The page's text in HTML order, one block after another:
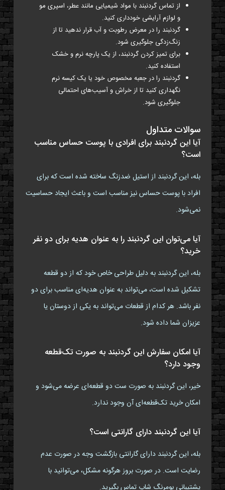
از تماس گردنبند با مواد شیمیایی مانند عطر، اسپری مو
و لوازم آرایشی خودداری کنید.
گردنبند را در معرض رطوبت و آب قرار ندهید تا از
زنگ‌زدگی جلوگیری شود.
برای تمیز کردن گردنبند، از یک پارچه نرم و خشک
استفاده کنید.
گردنبند را در جعبه مخصوص خود یا یک کیسه نرم
نگهداری کنید تا از خراش و آسیب‌های احتمالی
جلوگیری شود.
سوالات متداول
آیا این گردنبند برای افرادی با پوست حساس مناسب
است؟
بله، این گردنبند از استیل ضدزنگ ساخته شده است که برای
افراد با پوست حساس نیز مناسب است و باعث ایجاد حساسیت
نمی‌شود.
آیا می‌توان این گردنبند را به عنوان هدیه برای دو نفر
خرید؟
بله، این گردنبند به دلیل طراحی خاص خود که از دو قطعه
تشکیل شده است، می‌تواند به عنوان هدیه‌ای مناسب برای دو
نفر باشد. هر کدام از قطعات می‌تواند به یکی از دوستان یا
عزیزان شما داده شود.
آیا امکان سفارش این گردنبند به صورت تک‌قطعه
وجود دارد؟
خیر، این گردنبند به صورت ست دو قطعه‌ای عرضه می‌شود و
امکان خرید تک‌قطعه‌ای آن وجود ندارد.
آیا این گردنبند دارای گارانتی است؟
بله، این گردنبند دارای گارانتی بازگشت وجه در صورت عدم
رضایت است. در صورت بروز هرگونه مشکل، می‌توانید با